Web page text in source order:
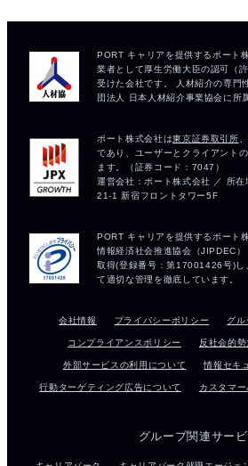
会社情報 プライバシーポリシー グル
コンプライアンスポリシー 反社会的
外部サービスの利用について 情報セキ
行動ターゲティング広告について カスタマ